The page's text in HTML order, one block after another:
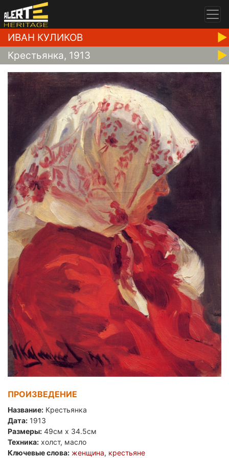
ИВАН КУЛИКОВ
Крестьянка, 1913
ПРОИЗВЕДЕНИЕ
Название: Крестьянка
Дата: 1913
Размеры: 49см x 34.5см
Техника: холст, масло
Ключевые слова: женщина, крестьяне